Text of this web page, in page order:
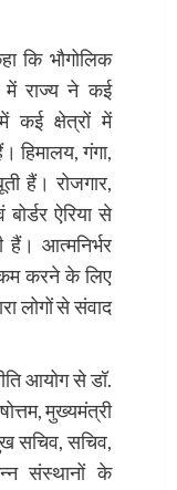
कि भौगोलिक
में राज्य ने कई
कई क्षेत्रों में
हिमालय, गंगा,
हैं। रोजगार,
ऐरिया से
हैं। आत्मनिर्भर
कम करने के लिए
लोगों से संवाद
आयोग से डॉ.
मुख्यमंत्री
सचिव, सचिव,
संस्थानों के